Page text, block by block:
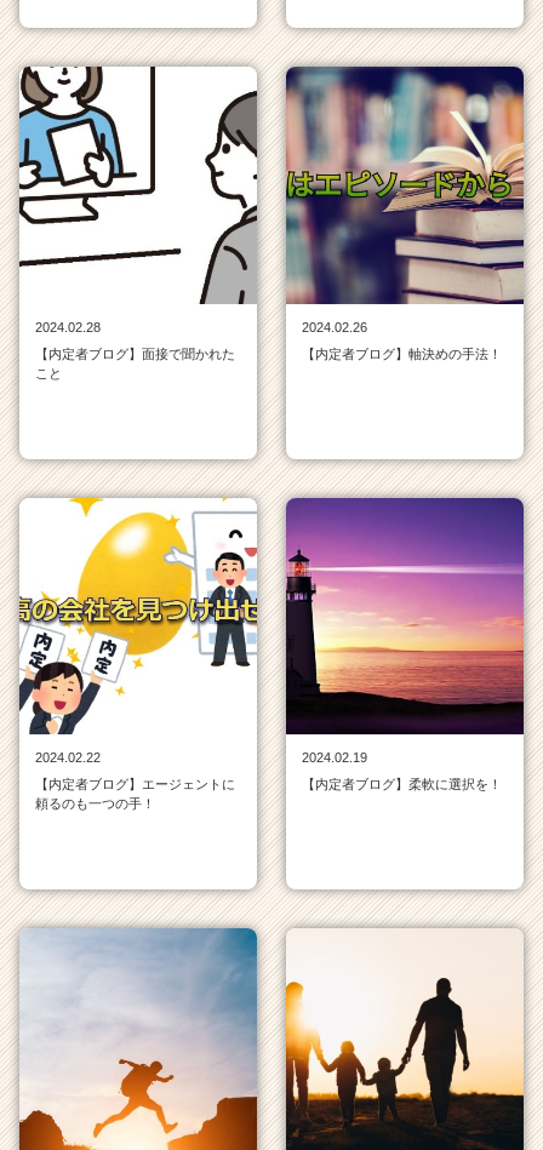
2024.02.28
【内定者ブログ】面接で聞かれた
こと
2024.02.26
【内定者ブログ】軸決めの手法！
2024.02.22
【内定者ブログ】エージェントに
頼るのも一つの手！
2024.02.19
【内定者ブログ】柔軟に選択を！